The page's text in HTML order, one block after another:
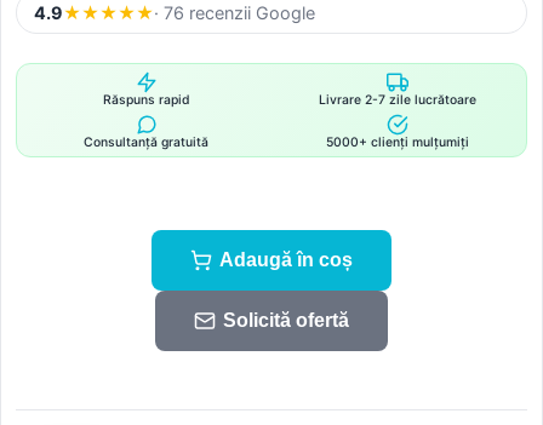
4.9★★★★★· 76 recenzii Google
Răspuns rapid Livrare 2-7 zile lucrătoare
Consultanță gratuită 5000+ clienți mulțumiți
Adaugă în coș
Solicită ofertă